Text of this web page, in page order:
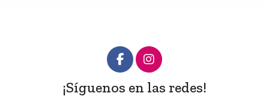
¡Síguenos en las redes!